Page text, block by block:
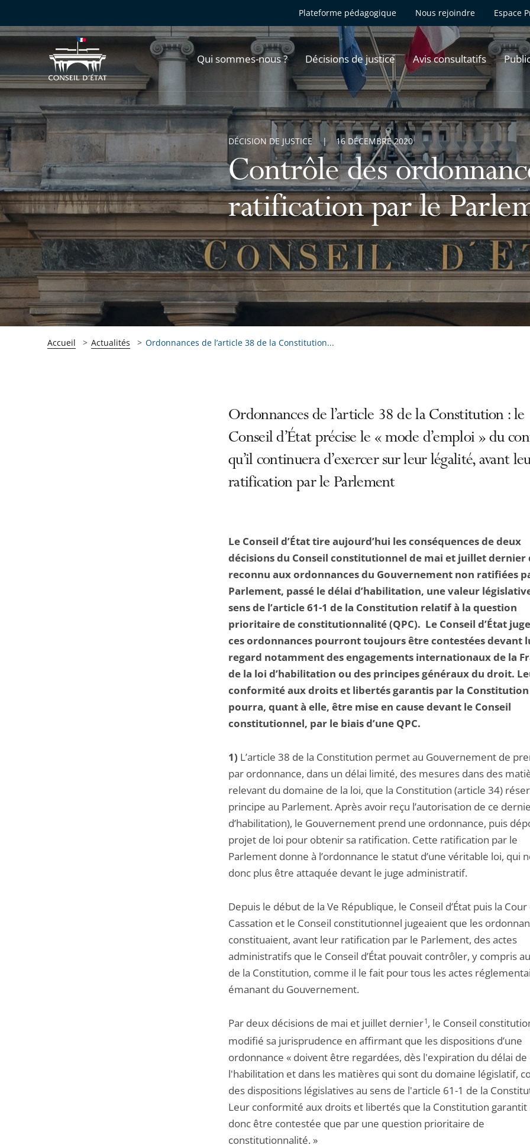
Plateforme pédagogique Nous rejoindre Espace
Qui sommes-nous ? Décisions de justice Avis consultatifs
Contrôle des
ratification par le
DÉCISION DE JUSTICE 16 DÉCEMBRE 2020
Accueil Actualités Ordonnances de l’article 38 de la Constitution...
Ordonnances de l’article 38 de la Constitution : le
Conseil d’État précise le « mode d’emploi » du
qu’il continuera d’exercer sur leur légalité, avant
ratification par le Parlement
Le Conseil d’État tire aujourd’hui les conséquences de deux
décisions du Conseil constitutionnel de mai et juillet dernier
reconnu aux ordonnances du Gouvernement non ratifiées
Parlement, passé le délai d’habilitation, une valeur
sens de l’article 61-1 de la Constitution relatif à la question
prioritaire de constitutionnalité (QPC). Le Conseil d’État
ces ordonnances pourront toujours être contestées devant
regard notamment des engagements internationaux de la
de la loi d’habilitation ou des principes généraux du droit.
conformité aux droits et libertés garantis par la Constitution
pourra, quant à elle, être mise en cause devant le Conseil
constitutionnel, par le biais d’une QPC.
1) L’article 38 de la Constitution permet au Gouvernement de
par ordonnance, dans un délai limité, des mesures dans des
relevant du domaine de la loi, que la Constitution (article 34)
principe au Parlement. Après avoir reçu l’autorisation de ce
d’habilitation), le Gouvernement prend une ordonnance, puis
projet de loi pour obtenir sa ratification. Cette ratification par le
Parlement donne à l’ordonnance le statut d’une véritable loi, qui
donc plus être attaquée devant le juge administratif.
Depuis le début de la Ve République, le Conseil d’État puis la Cour
Cassation et le Conseil constitutionnel jugeaient que les
constituaient, avant leur ratification par le Parlement, des actes
administratifs que le Conseil d’État pouvait contrôler, y compris
de la Constitution, comme il le fait pour tous les actes
émanant du Gouvernement.
Par deux décisions de mai et juillet dernier1, le Conseil
modifié sa jurisprudence en affirmant que les dispositions d’une
ordonnance « doivent être regardées, dès l'expiration du délai de
l'habilitation et dans les matières qui sont du domaine législatif,
des dispositions législatives au sens de l'article 61-1 de la
Leur conformité aux droits et libertés que la Constitution garantit
donc être contestée que par une question prioritaire de
constitutionnalité. »